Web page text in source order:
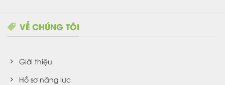
VỀ CHÚNG TÔI
Giới thiệu
Hồ sơ năng lực